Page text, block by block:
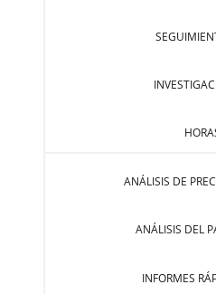
ANÁLISIS DE
ANÁLISIS DEL
INFORMES